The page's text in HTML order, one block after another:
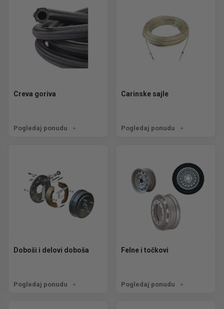
Creva goriva
Pogledaj ponudu
Carinske sajle
Pogledaj ponudu
Doboši i delovi doboša
Pogledaj ponudu
Felne i točkovi
Pogledaj ponudu